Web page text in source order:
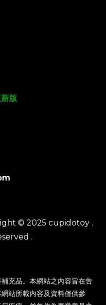
版
© 2025 cupidotoy .
.
充品。本網站之內容旨在告
站所載內容及資料僅供參